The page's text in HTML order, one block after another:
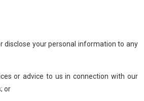
disclose your personal information to any
or advice to us in connection with our
or